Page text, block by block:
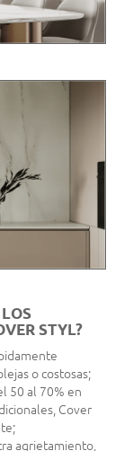
STYL?
o costosas;
50 al 70% en
Cover
agrietamiento,